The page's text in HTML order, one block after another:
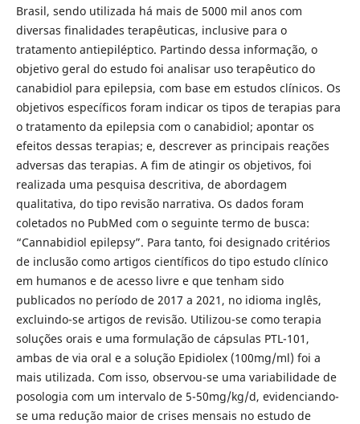
Brasil, sendo utilizada há mais de 5000 mil anos com
diversas finalidades terapêuticas, inclusive para o
tratamento antiepiléptico. Partindo dessa informação, o
objetivo geral do estudo foi analisar uso terapêutico do
canabidiol para epilepsia, com base em estudos clínicos. Os
objetivos específicos foram indicar os tipos de terapias para
o tratamento da epilepsia com o canabidiol; apontar os
efeitos dessas terapias; e, descrever as principais reações
adversas das terapias. A fim de atingir os objetivos, foi
realizada uma pesquisa descritiva, de abordagem
qualitativa, do tipo revisão narrativa. Os dados foram
coletados no PubMed com o seguinte termo de busca:
“Cannabidiol epilepsy”. Para tanto, foi designado critérios
de inclusão como artigos científicos do tipo estudo clínico
em humanos e de acesso livre e que tenham sido
publicados no período de 2017 a 2021, no idioma inglês,
excluindo-se artigos de revisão. Utilizou-se como terapia
soluções orais e uma formulação de cápsulas PTL-101,
ambas de via oral e a solução Epidiolex (100mg/ml) foi a
mais utilizada. Com isso, observou-se uma variabilidade de
posologia com um intervalo de 5-50mg/kg/d, evidenciando-
se uma redução maior de crises mensais no estudo de